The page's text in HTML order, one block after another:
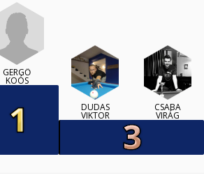
GERGŐ
KOÓS
DUDÁS
VIKTOR
CSABA
VIRÁG